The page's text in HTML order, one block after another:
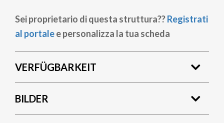
Sei proprietario di questa struttura??Registrati
al portalee personalizza la tua scheda
VERFÜGBARKEIT
BILDER